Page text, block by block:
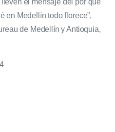
en Medellín todo florece”,
de Medellín y Antioquia,